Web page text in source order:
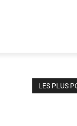
LES PLUS